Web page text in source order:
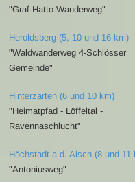
"Graf-Hatto-Wanderweg"
Heroldsberg (5, 10 und 16 km)
"Waldwanderweg 4-Schlösser
Gemeinde"
Hinterzarten (6 und 10 km)
"Heimatpfad - Löffeltal -
Ravennaschlucht"
Höchstadt a.d. Aisch (8 und 11
"Antoniusweg"